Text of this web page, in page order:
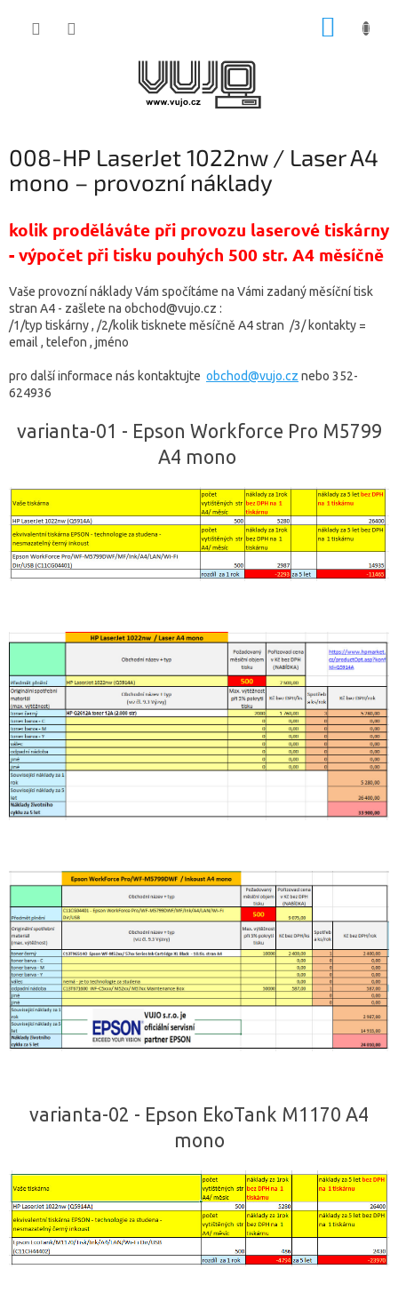
008-HP LaserJet 1022nw / Laser A4
mono – provozní náklady
kolik proděláváte při provozu laserové tiskárny
- výpočet při tisku pouhých 500 str. A4 měsíčně
Vaše provozní náklady Vám spočítáme na Vámi zadaný měsíční tisk
stran A4 - zašlete na obchod@vujo.cz :
/1/typ tiskárny , /2/kolik tisknete měsíčně A4 stran /3/ kontakty =
email , telefon , jméno
pro další informace nás kontaktujte obchod@vujo.cz nebo 352-
624936
varianta-01 - Epson Workforce Pro M5799
A4 mono
varianta-02 - Epson EkoTank M1170 A4
mono